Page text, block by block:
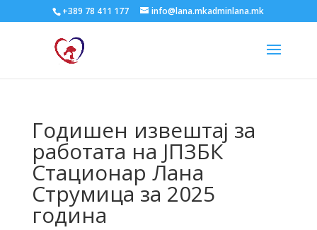
+389 78 411 177 info@lana.mkadminlana.mk
Годишен извештај за
работата на ЈПЗБК
Стационар Лана
Струмица за 2025
година